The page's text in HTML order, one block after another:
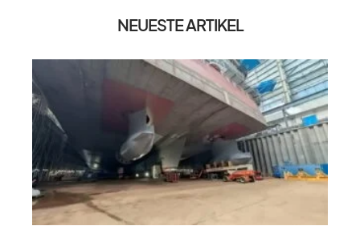
NEUESTE ARTIKEL